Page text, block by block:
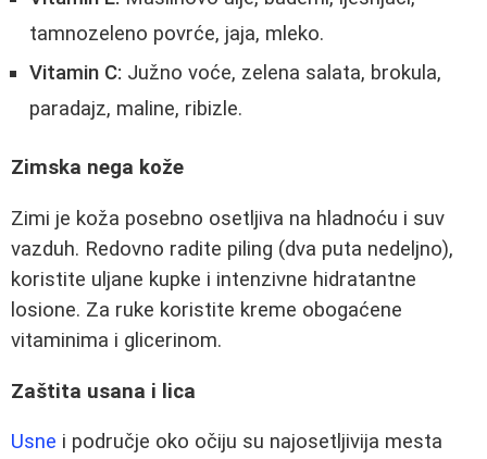
tamnozeleno povrće, jaja, mleko.
Vitamin C: Južno voće, zelena salata, brokula,
paradajz, maline, ribizle.
Zimska nega kože
Zimi je koža posebno osetljiva na hladnoću i suv
vazduh. Redovno radite piling (dva puta nedeljno),
koristite uljane kupke i intenzivne hidratantne
losione. Za ruke koristite kreme obogaćene
vitaminima i glicerinom.
Zaštita usana i lica
Usne i područje oko očiju su najosetljivija mesta